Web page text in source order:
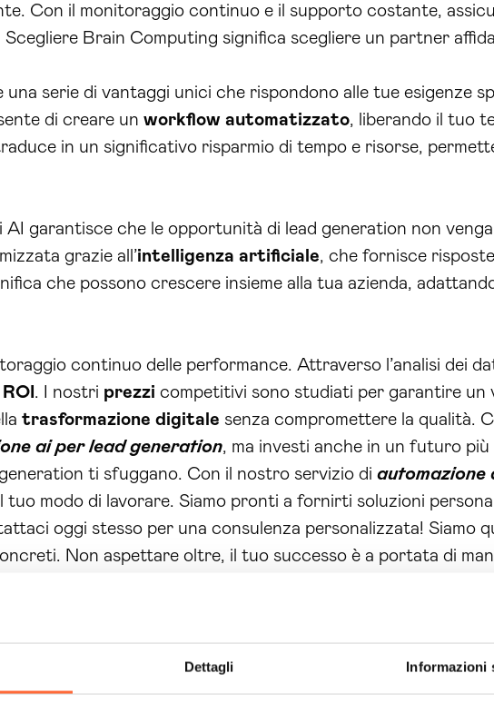
Dettagli Informazioni
Con il monitoraggio continuo e il supporto costante,
Brain Computing significa scegliere un partner
una serie di vantaggi unici che rispondono alle tue esigenze
di creare un workflow automatizzato, liberando il tuo
in un significativo risparmio di tempo e risorse,
garantisce che le opportunità di lead generation non
grazie all’intelligenza artificiale, che fornisce
che possono crescere insieme alla tua azienda,
continuo delle performance. Attraverso l’analisi dei
ROI . I nostri prezzi competitivi sono studiati per garantire un
trasformazione digitale senza compromettere la qualità.
ai per lead generation, ma investi anche in un futuro
ti sfuggano. Con il nostro servizio di automazione
modo di lavorare. Siamo pronti a fornirti soluzioni
oggi stesso per una consulenza personalizzata! Siamo
Non aspettare oltre, il tuo successo è a portata di